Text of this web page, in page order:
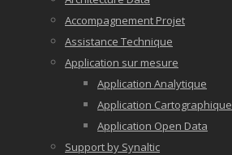
Accompagnement Projet
Assistance Technique
Application sur mesure
Application Analytique
Application Cartographique
Application Open Data
Support by Synaltic